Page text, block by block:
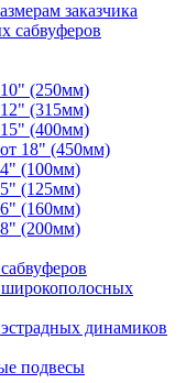
заказчика
сабвуферов
(250мм)
(315мм)
(400мм)
18" (450мм)
(100мм)
(125мм)
(160мм)
(200мм)
динамиков
подвесы